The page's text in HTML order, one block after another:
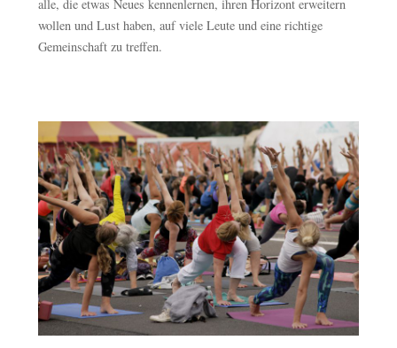
alle, die etwas Neues kennenlernen, ihren Horizont erweitern
wollen und Lust haben, auf viele Leute und eine richtige
Gemeinschaft zu treffen.